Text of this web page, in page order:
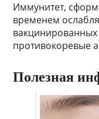
Иммунитет,
временем
противокоревые
Полезная